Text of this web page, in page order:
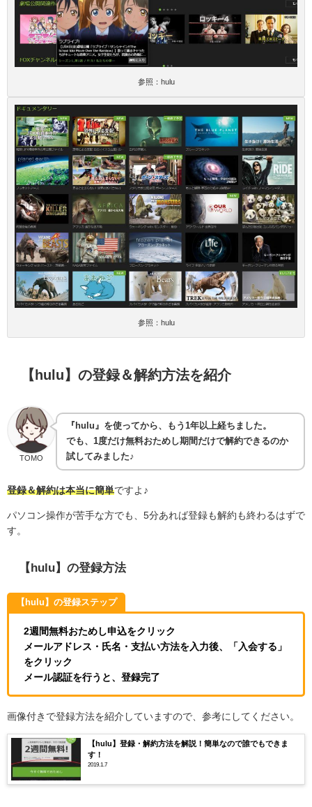
参照：hulu
参照：hulu
【hulu】の登録＆解約方法を紹介
TOMO
『hulu』を使ってから、もう1年以上経ちました。
でも、1度だけ無料おためし期間だけで解約できるのか
試してみました♪
登録＆解約は本当に簡単ですよ♪
パソコン操作が苦手な方でも、5分あれば登録も解約も終わるはずで
す。
【hulu】 の登録方法
【hulu】の登録ステップ
2週間無料おためし申込をクリック
メールアドレス・氏名・支払い方法を入力後、「入会する」
をクリック
メール認証を行うと、登録完了
画像付きで登録方法を紹介していますので、参考にしてください。
【hulu】登録・解約方法を解説！簡単なので誰でもできま
す！
2019.1.7